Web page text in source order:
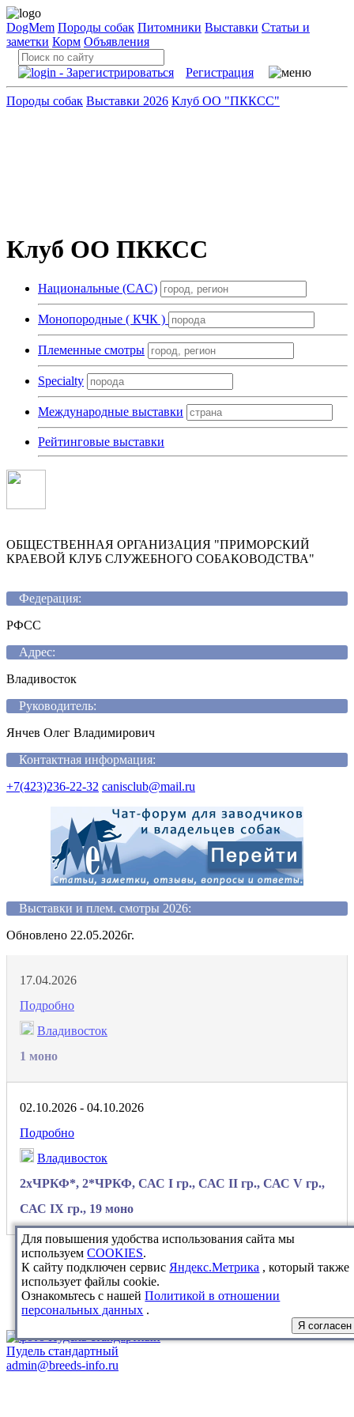
DogMem Породы собак Питомники Выставки Статьи и
заметки Корм Объявления
Регистрация
Породы собак Выставки 2026 Клуб ОО "ПККСС"
Клуб ОО ПККСС
Национальные (CAC)
Монопородные ( КЧК )
Племенные смотры
Specialty
Международные выставки
Рейтинговые выставки
ОБЩЕСТВЕННАЯ ОРГАНИЗАЦИЯ "ПРИМОРСКИЙ
КРАЕВОЙ КЛУБ СЛУЖЕБНОГО СОБАКОВОДСТВА"
Федерация:
РФСС
Адрес:
Владивосток
Руководитель:
Янчев Олег Владимирович
Контактная информация:
+7(423)236-22-32 canisclub@mail.ru
Выставки и плем. смотры 2026:
Обновлено 22.05.2026г.
17.04.2026
Подробно
Владивосток
1 моно
02.10.2026 - 04.10.2026
Подробно
Владивосток
2хЧРКФ*, 2*ЧРКФ, САС I гр., САС II гр., САС V гр.,
САС IX гр., 19 моно
Пудель стандартный
admin@breeds-info.ru
Для повышения удобства использования сайта мы
используемCOOKIES.
К сайту подключен сервис Яндекс.Метрика , который также
использует файлы cookie.
Ознакомьтесь с нашейПолитикой в отношении
персональных данных .
Я согласен